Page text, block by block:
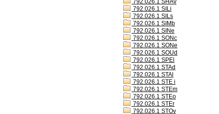
792.026.1 SHAv
792.026.1 SILi
792.026.1 SILs
792.026.1 SIMb
792.026.1 SINe
792.026.1 SONc
792.026.1 SONe
792.026.1 SOUd
792.026.1 SPEl
792.026.1 STAd
792.026.1 STAl
792.026.1 STE i
792.026.1 STEm
792.026.1 STEo
792.026.1 STEr
792.026.1 STOv